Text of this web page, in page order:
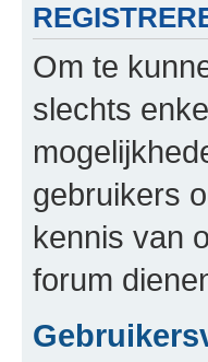
Om te
slechts
gebruikers
kennis van
forum